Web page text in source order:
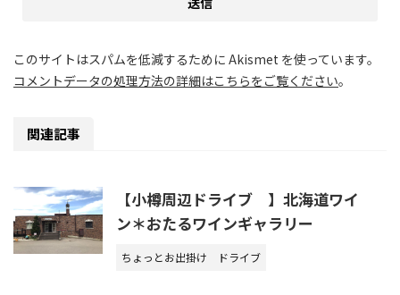
このサイトはスパムを低減するために Akismet を使っています。
コメントデータの処理方法の詳細はこちらをご覧ください。
関連記事
【小樽周辺ドライブ 】北海道ワイ
ン＊おたるワインギャラリー
ちょっとお出掛け ドライブ